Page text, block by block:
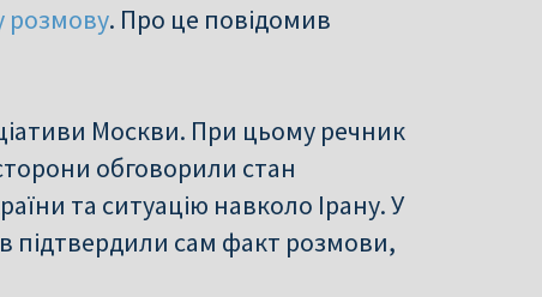
розмову. Про це повідомив
Москви. При цьому речник
обговорили стан
та ситуацію навколо Ірану. У
підтвердили сам факт розмови,